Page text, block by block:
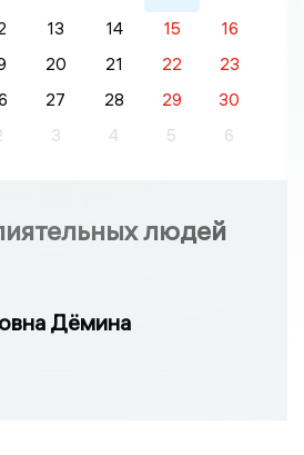
13 14 15
16
20 21 22
23
27 28 29
30
3 4 5 6
людей
Дёмина